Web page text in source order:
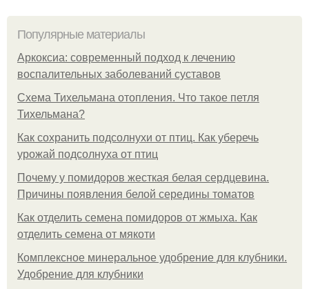
Популярные материалы
Аркоксиа: современный подход к лечению
воспалительных заболеваний суставов
Схема Тихельмана отопления. Что такое петля
Тихельмана?
Как сохранить подсолнухи от птиц. Как уберечь
урожай подсолнуха от птиц
Почему у помидоров жесткая белая сердцевина.
Причины появления белой середины томатов
Как отделить семена помидоров от жмыха. Как
отделить семена от мякоти
Комплексное минеральное удобрение для клубники.
Удобрение для клубники